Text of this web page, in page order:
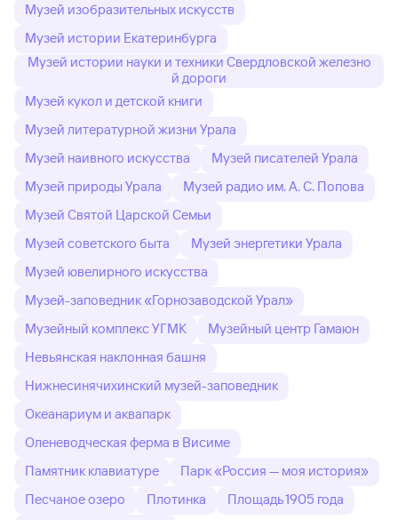
Музей изобразительных искусств
Музей истории Екатеринбурга
Музей истории науки и техники Свердловской железно
й дороги
Музей кукол и детской книги
Музей литературной жизни Урала
Музей наивного искусства
Музей писателей Урала
Музей природы Урала
Музей радио им. А. С. Попова
Музей Святой Царской Семьи
Музей советского быта
Музей энергетики Урала
Музей ювелирного искусства
Музей-заповедник «Горнозаводской Урал»
Музейный комплекс УГМК
Музейный центр Гамаюн
Невьянская наклонная башня
Нижнесинячихинский музей-заповедник
Океанариум и аквапарк
Оленеводческая ферма в Висиме
Памятник клавиатуре
Парк «Россия — моя история»
Песчаное озеро
Плотинка
Площадь 1905 года